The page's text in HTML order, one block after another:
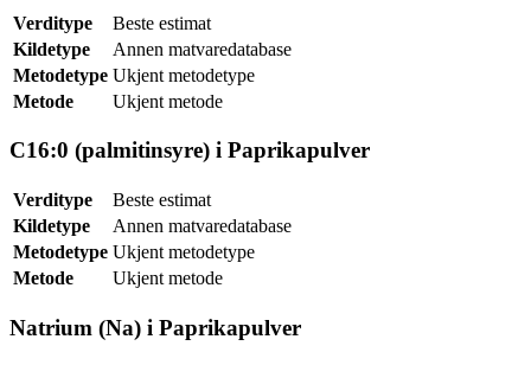
Verditype
Beste estimat
Kildetype
Annen matvaredatabase
Metodetype Ukjent metodetype
Metode
Ukjent metode
C16:0 (palmitinsyre) i Paprikapulver
Verditype
Beste estimat
Kildetype
Annen matvaredatabase
Metodetype Ukjent metodetype
Metode
Ukjent metode
Natrium (Na) i Paprikapulver